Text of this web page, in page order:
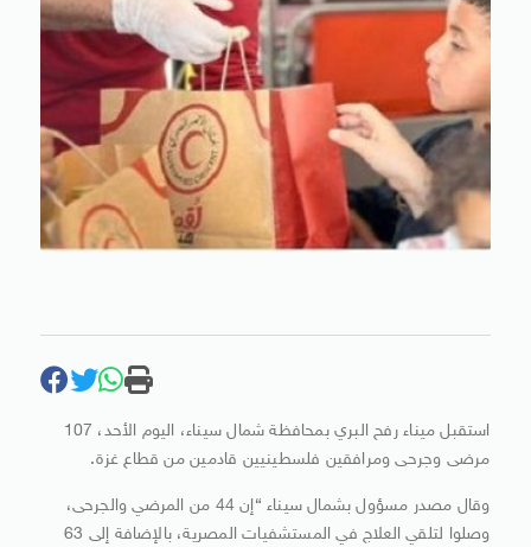
استقبل ميناء رفح البري بمحافظة شمال سيناء، اليوم الأحد، 107
مرضى وجرحى ومرافقين فلسطينيين قادمين من قطاع غزة.
وقال مصدر مسؤول بشمال سيناء “إن 44 من المرضي والجرحى،
وصلوا لتلقي العلاج في المستشفيات المصرية، بالإضافة إلى 63